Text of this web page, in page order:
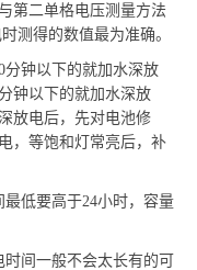
第二单格电压测量方法
测得的数值最为准确。
分钟以下的就加水深放
钟以下的就加水深放
放电后，先对电池修
，等饱和灯常亮后，补
低要高于24小时，容量
间一般不会太长有的可